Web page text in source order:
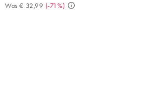
Was € 32,99 (-71%)